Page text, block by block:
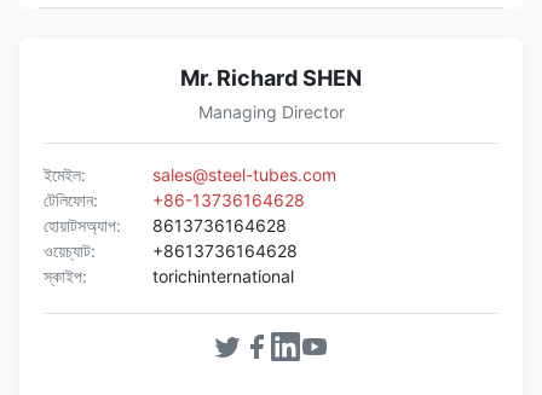
Mr. Richard SHEN
Managing Director
ইমেইল:
sales@steel-tubes.com
টেলিফোন:
+86-13736164628
হোয়াটসঅ্যাপ:
8613736164628
ওয়েচ্যাট:
+8613736164628
স্কাইপ:
torichinternational